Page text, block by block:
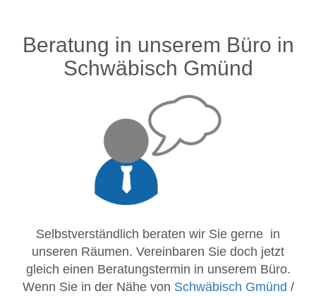
Beratung in unserem Büro in
Schwäbisch Gmünd
Selbstverständlich beraten wir Sie gerne in
unseren Räumen. Vereinbaren Sie doch jetzt
gleich einen Beratungstermin in unserem Büro.
Wenn Sie in der Nähe von Schwäbisch Gmünd /